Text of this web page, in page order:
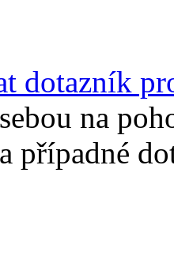
dotazník
na
případné